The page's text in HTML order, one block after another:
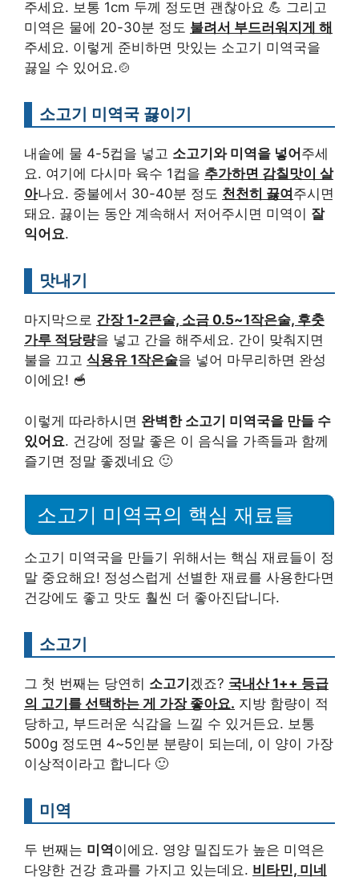
주세요. 보통 1cm 두께 정도면 괜찮아요 💪 그리고
미역은 물에 20-30분 정도 불려서 부드러워지게 해
주세요. 이렇게 준비하면 맛있는 소고기 미역국을
끓일 수 있어요.🍲
소고기 미역국 끓이기
내솥에 물 4-5컵을 넣고 소고기와 미역을 넣어 주세
요. 여기에 다시마 육수 1컵을 추가하면 감칠맛이 살
아나요. 중불에서 30-40분 정도 천천히 끓여 주시면
돼요. 끓이는 동안 계속해서 저어주시면 미역이 잘
익어요.
맛내기
마지막으로 간장 1-2큰술, 소금 0.5~1작은술, 후춧
가루 적당량을 넣고 간을 해주세요. 간이 맞춰지면
불을 끄고 식용유 1작은술을 넣어 마무리하면 완성
이에요! 🥣
이렇게 따라하시면 완벽한 소고기 미역국을 만들 수
있어요. 건강에 정말 좋은 이 음식을 가족들과 함께
즐기면 정말 좋겠네요 🙂
소고기 미역국의 핵심 재료들
소고기 미역국을 만들기 위해서는 핵심 재료들이 정
말 중요해요! 정성스럽게 선별한 재료를 사용한다면
건강에도 좋고 맛도 훨씬 더 좋아진답니다.
소고기
그 첫 번째는 당연히 소고기 겠죠? 국내산 1++ 등급
의 고기를 선택하는 게 가장 좋아요. 지방 함량이 적
당하고, 부드러운 식감을 느낄 수 있거든요. 보통
500g 정도면 4~5인분 분량이 되는데, 이 양이 가장
이상적이라고 합니다 🙂
미역
두 번째는 미역이에요. 영양 밀집도가 높은 미역은
다양한 건강 효과를 가지고 있는데요. 비타민, 미네